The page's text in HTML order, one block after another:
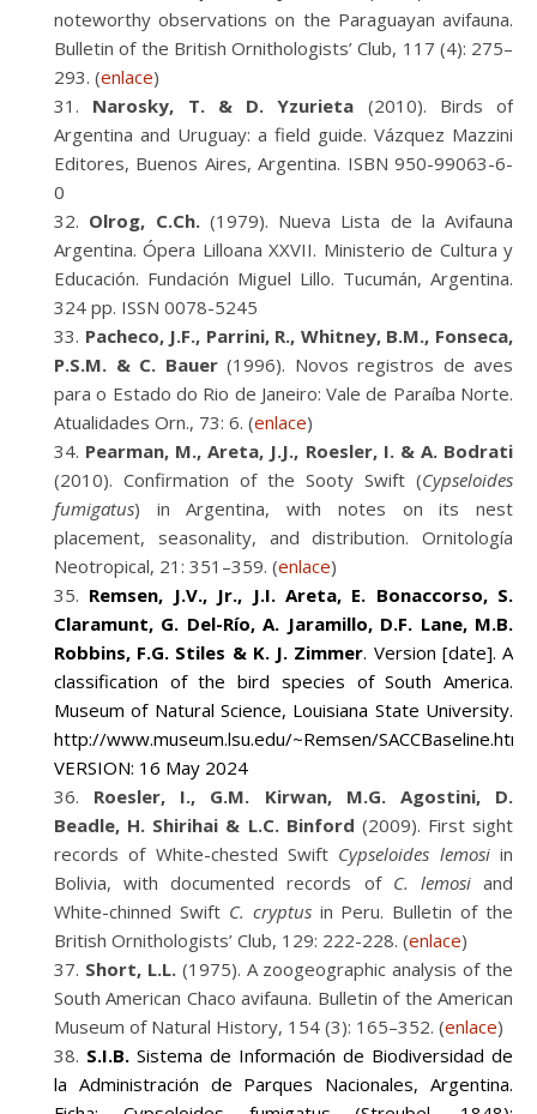
noteworthy observations on the Paraguayan avifauna.
Bulletin of the British Ornithologists’ Club, 117 (4): 275–
293. (enlace)
Narosky, T. & D. Yzurieta (2010). Birds of
Argentina and Uruguay: a field guide. Vázquez Mazzini
Editores, Buenos Aires, Argentina. ISBN 950-99063-6-
0
Olrog, C.Ch.(1979). Nueva Lista de la Avifauna
Argentina. Ópera Lilloana XXVII. Ministerio de Cultura y
Educación. Fundación Miguel Lillo. Tucumán, Argentina.
324 pp. ISSN 0078-5245
Pacheco, J.F., Parrini, R., Whitney, B.M., Fonseca,
P.S.M. & C. Bauer(1996). Novos registros de aves
para o Estado do Rio de Janeiro: Vale de Paraíba Norte.
Atualidades Orn., 73: 6. (enlace)
Pearman, M., Areta, J.J., Roesler, I. & A. Bodrati
(2010). Confirmation of the Sooty Swift (Cypseloides
fumigatus) in Argentina, with notes on its nest
placement, seasonality, and distribution. Ornitología
Neotropical, 21: 351–359. (enlace)
Remsen, J.V., Jr., J.I. Areta, E. Bonaccorso, S.
Claramunt, G. Del-Río, A. Jaramillo, D.F. Lane, M.B.
Robbins, F.G. Stiles & K. J. Zimmer. Version [date]. A
classification of the bird species of South America.
Museum of Natural Science, Louisiana State University.
http://www.museum.lsu.edu/~Remsen/SACCBaseline.htm
VERSION: 16 May 2024
Roesler, I., G.M. Kirwan, M.G. Agostini, D.
Beadle, H. Shirihai & L.C. Binford (2009). First sight
records of White-chested Swift Cypseloides lemosiin
Bolivia, with documented records of C. lemosiand
White-chinned Swift C. cryptusin Peru. Bulletin of the
British Ornithologists’ Club, 129: 222-228. (enlace)
Short, L.L.(1975). A zoogeographic analysis of the
South American Chaco avifauna. Bulletin of the American
Museum of Natural History, 154 (3): 165–352. (enlace)
S.I.B. Sistema de Información de Biodiversidad de
la Administración de Parques Nacionales, Argentina.